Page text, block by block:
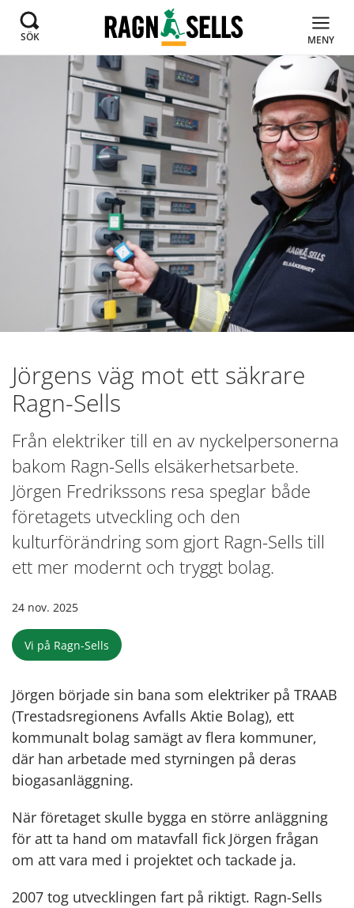
SÖK MENY
Jörgens väg mot ett säkrare
Ragn-Sells
Från elektriker till en av nyckelpersonerna
bakom Ragn-Sells elsäkerhetsarbete.
Jörgen Fredrikssons resa speglar både
företagets utveckling och den
kulturförändring som gjort Ragn-Sells till
ett mer modernt och tryggt bolag.
24 nov. 2025
Vi på Ragn-Sells
Jörgen började sin bana som elektriker på TRAAB
(Trestadsregionens Avfalls Aktie Bolag), ett
kommunalt bolag samägt av flera kommuner,
där han arbetade med styrningen på deras
biogasanläggning.
När företaget skulle bygga en större anläggning
för att ta hand om matavfall fick Jörgen frågan
om att vara med i projektet och tackade ja.
2007 tog utvecklingen fart på riktigt. Ragn-Sells